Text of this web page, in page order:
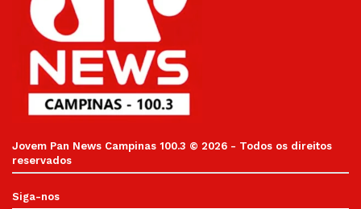
Jovem Pan News Campinas 100.3 © 2026 - Todos os direitos
reservados
Siga-nos